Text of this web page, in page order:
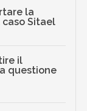
la
caso Sitael
il
questione